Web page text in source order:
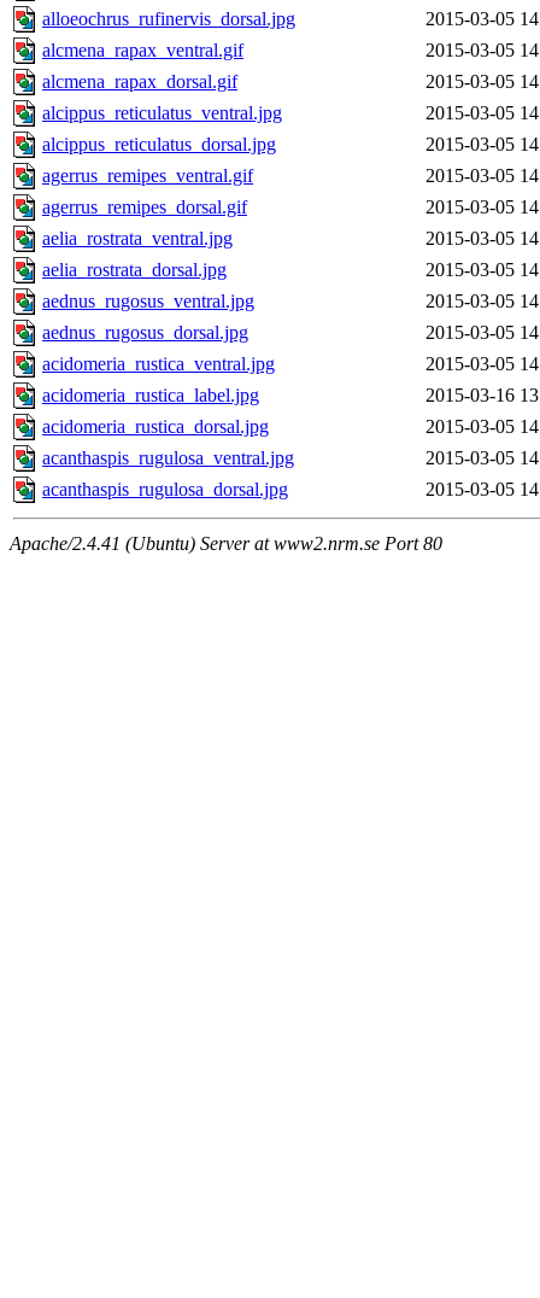
alloeochrus_rufinervis_dorsal.jpg
2015-03-05
alcmena_rapax_ventral.gif
2015-03-05
alcmena_rapax_dorsal.gif
2015-03-05
alcippus_reticulatus_ventral.jpg
2015-03-05
alcippus_reticulatus_dorsal.jpg
2015-03-05
agerrus_remipes_ventral.gif
2015-03-05
agerrus_remipes_dorsal.gif
2015-03-05
aelia_rostrata_ventral.jpg
2015-03-05
aelia_rostrata_dorsal.jpg
2015-03-05
aednus_rugosus_ventral.jpg
2015-03-05
aednus_rugosus_dorsal.jpg
2015-03-05
acidomeria_rustica_ventral.jpg
2015-03-05
acidomeria_rustica_label.jpg
2015-03-16
acidomeria_rustica_dorsal.jpg
2015-03-05
acanthaspis_rugulosa_ventral.jpg
2015-03-05
acanthaspis_rugulosa_dorsal.jpg
2015-03-05
Apache/2.4.41 (Ubuntu) Server at www2.nrm.se Port 80